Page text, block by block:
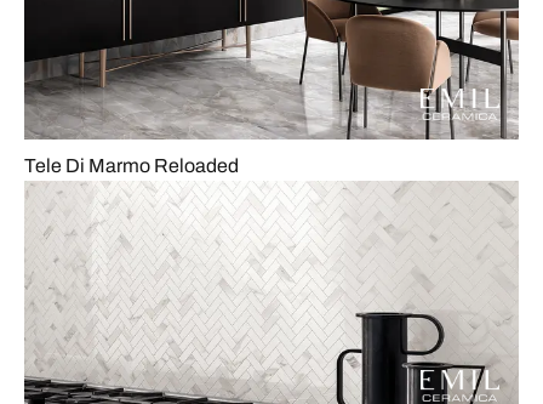
Tele Di Marmo Reloaded